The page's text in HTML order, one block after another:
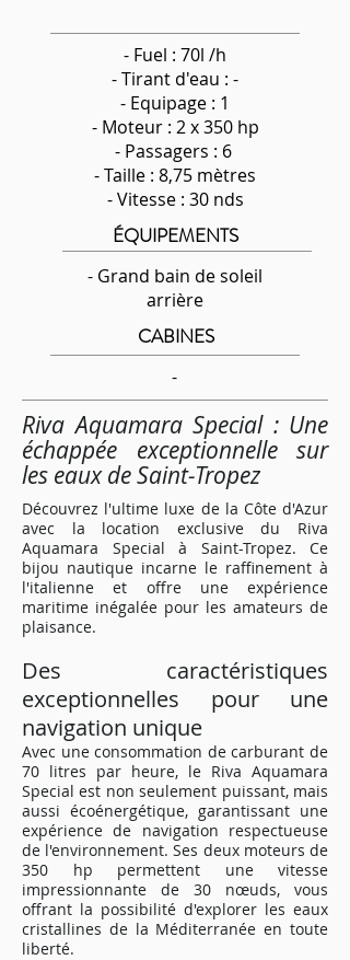
- Fuel : 70l /h
-Tirant d'eau : -
- Equipage : 1
- Moteur : 2 x 350 hp
- Passagers : 6
- Taille : 8,75 mètres
- Vitesse : 30 nds
ÉQUIPEMENTS
- Grand bain de soleil
arrière
CABINES
-
Riva Aquamara Special : Une
échappée exceptionnelle sur
les eaux de Saint-Tropez
Découvrez l'ultime luxe de la Côte d'Azur
avec la location exclusive du Riva
Aquamara Special à Saint-Tropez. Ce
bijou nautique incarne le raffinement à
l'italienne et offre une expérience
maritime inégalée pour les amateurs de
plaisance.
Des caractéristiques
exceptionnelles pour une
navigation unique
Avec une consommation de carburant de
70 litres par heure, le Riva Aquamara
Special est non seulement puissant, mais
aussi écoénergétique, garantissant une
expérience de navigation respectueuse
de l'environnement. Ses deux moteurs de
350 hp permettent une vitesse
impressionnante de 30 nœuds, vous
offrant la possibilité d'explorer les eaux
cristallines de la Méditerranée en toute
liberté.